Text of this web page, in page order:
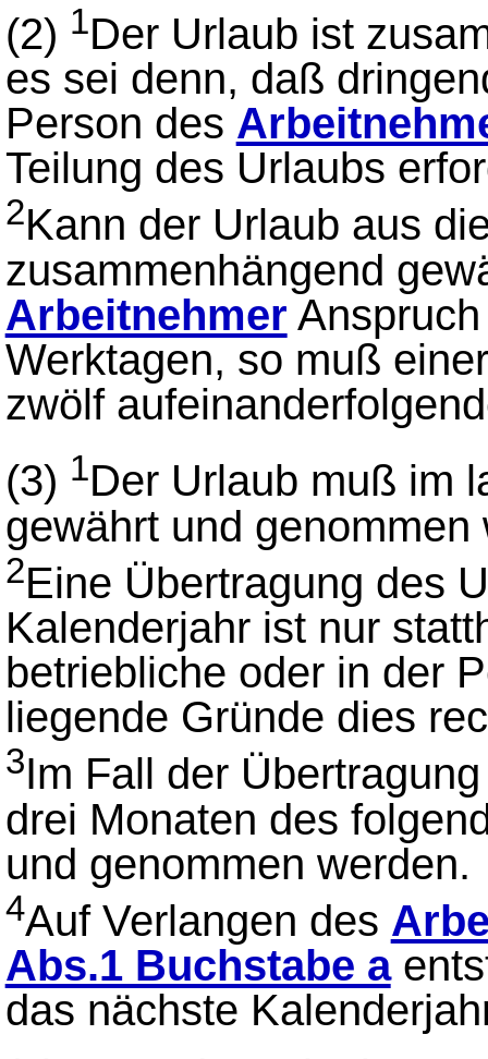
(2) 1Der Urlaub ist
es sei denn, daß
Person des
Teilung des Urlaubs
2Kann der Urlaub aus
zusammenhängend
Arbeitnehmer
Werktagen, so muß
zwölf
(3) 1Der Urlaub muß im
gewährt und genommen
2Eine Übertragung des
Kalenderjahr ist nur
betriebliche oder in der
liegende Gründe dies
3Im Fall der
drei Monaten des
und genommen werden.
4Auf Verlangen des
Abs.1 Buchstabe a
das nächste